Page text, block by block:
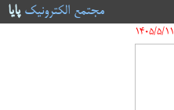
مجتمع الکترونیکپایا